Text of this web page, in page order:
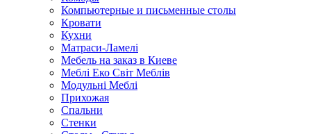
Компьютерные и письменные столы
Кровати
Кухни
Матраси-Ламелі
Мебель на заказ в Киеве
Меблі Еко Світ Меблів
Модульні Меблі
Прихожая
Спальни
Стенки